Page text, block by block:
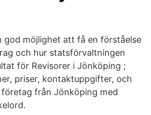
god möjlighet att få en förståelse
och hur statsförvaltningen
för Revisorer i Jönköping ;
priser, kontaktuppgifter, och
från Jönköping med